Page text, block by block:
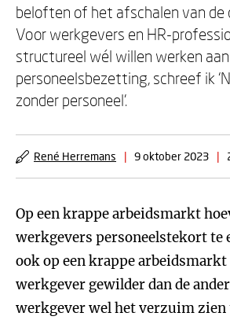
beloften of het afschalen van de
Voor werkgevers en HR-
structureel wél willen werken
personeelsbezetting, schreef ik
zonder personeel’.
René Herremans | 9 oktober 2023 |
Op een krappe arbeidsmarkt
werkgevers personeelstekort te
ook op een krappe arbeidsmarkt
werkgever gewilder dan de
werkgever wel het verzuim zien